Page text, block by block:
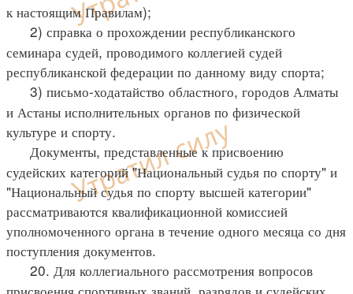
к настоящим Правилам);
2) справка о прохождении республиканского
семинара судей, проводимого коллегией судей
республиканской федерации по данному виду спорта;
3) письмо-ходатайство областного, городов Алматы
и Астаны исполнительных органов по физической
культуре и спорту.
Документы, представленные к присвоению
судейских категорий "Национальный судья по спорту" и
"Национальный судья по спорту высшей категории"
рассматриваются квалификационной комиссией
уполномоченного органа в течение одного месяца со дня
поступления документов.
20. Для коллегиального рассмотрения вопросов